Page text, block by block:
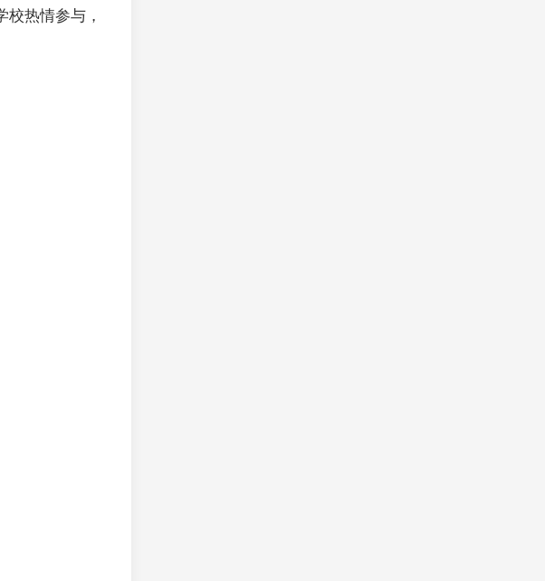
热情参与，